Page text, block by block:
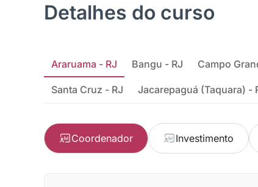
Detalhes do curso
Araruama - RJ Bangu - RJ Campo
Santa Cruz - RJ Jacarepaguá (Taquara) -
Coordenador Investimento